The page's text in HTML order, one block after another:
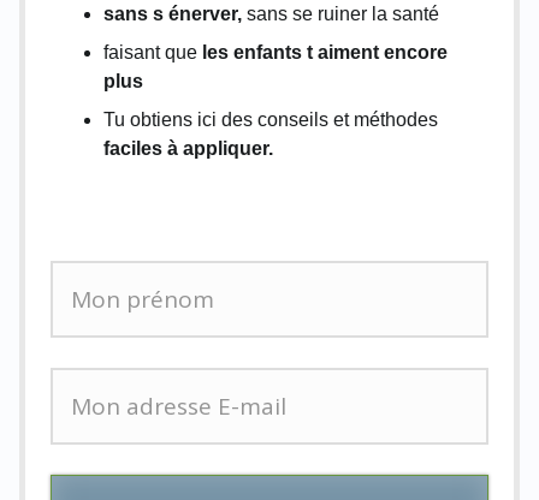
sans s énerver, sans se ruiner la santé
faisant que les enfants t aiment encore
plus
Tu obtiens ici des conseils et méthodes
faciles à appliquer.